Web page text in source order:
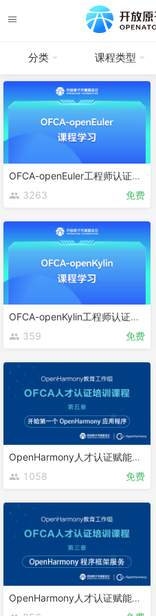
分类 课程类型
OFCA-openEuler工程师认证课程
3263
免费
OFCA-openKylin工程师认证课程
359
免费
OpenHarmony人才认证赋能课程 第五章
1058
免费
OpenHarmony人才认证赋能课程 第三章